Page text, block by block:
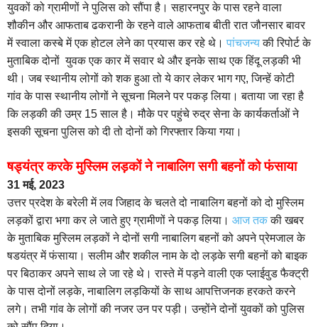
युवकों को ग्रामीणों ने पुलिस को सौंपा है। सहारनपुर के पास रहने वाला
शौकीन और आफताब ढकरानी के रहने वाले आफताब बीती रात जौनसार बावर
में स्वाला कस्बे में एक होटल लेने का प्रयास कर रहे थे। पांचजन्यकी रिपोर्ट के
मुताबिक दोनों युवक एक कार में सवार थे और इनके साथ एक हिंदू लड़की भी
थी। जब स्थानीय लोगों को शक हुआ तो ये कार लेकर भाग गए, जिन्हें कोटी
गांव के पास स्थानीय लोगों ने सूचना मिलने पर पकड़ लिया। बताया जा रहा है
कि लड़की की उम्र 15 साल है। मौके पर पहुंचे रुद्र सेना के कार्यकर्ताओं ने
इसकी सूचना पुलिस को दी तो दोनों को गिरफ्तार किया गया।
षड्यंत्र करके मुस्लिम लड़कों ने नाबालिग सगी बहनों को फंसाया
31 मई, 2023
उत्तर प्रदेश के बरेली में लव जिहाद के चलते दो नाबालिग बहनों को दो मुस्लिम
लड़कों द्वारा भगा कर ले जाते हुए ग्रामीणों ने पकड़ लिया। आज तककी खबर
के मुताबिक मुस्लिम लड़कों ने दोनों सगी नाबालिग बहनों को अपने प्रेमजाल के
षडयंत्र में फंसाया। सलीम और शकील नाम के दो लड़के सगी बहनों को बाइक
पर बिठाकर अपने साथ ले जा रहे थे। रास्ते में पड़ने वाली एक प्लाईवुड फैक्ट्री
के पास दोनों लड़के, नाबालिग लड़कियों के साथ आपत्तिजनक हरकते करने
लगे। तभी गांव के लोगों की नजर उन पर पड़ी। उन्होंने दोनों युवकों को पुलिस